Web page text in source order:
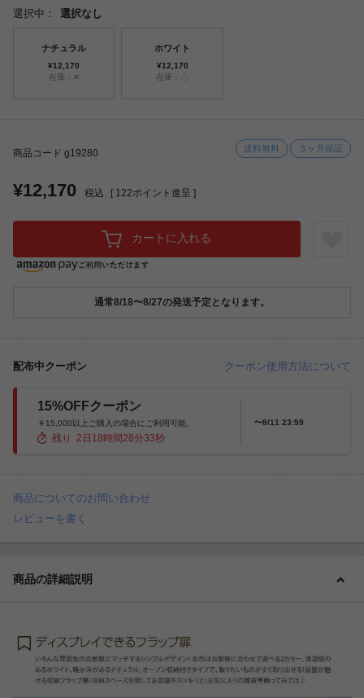
選択中： 選択なし
ナチュラル
¥12,170
在庫：✕
ホワイト
¥12,170
在庫：△
商品コード g19280 送料無料 ３ヶ月保証
¥12,170 税込 [ 122ポイント進呈 ]
カートに入れる
通常8/18〜8/27の発送予定となります。
配布中クーポン クーポン使用方法について
15%OFFクーポン
￥15,000以上ご購入の場合にご利用可能。
残り 2 日 18 時間 28分31秒
〜8/11 23:59
商品についてのお問い合わせ
レビューを書く
商品の詳細説明